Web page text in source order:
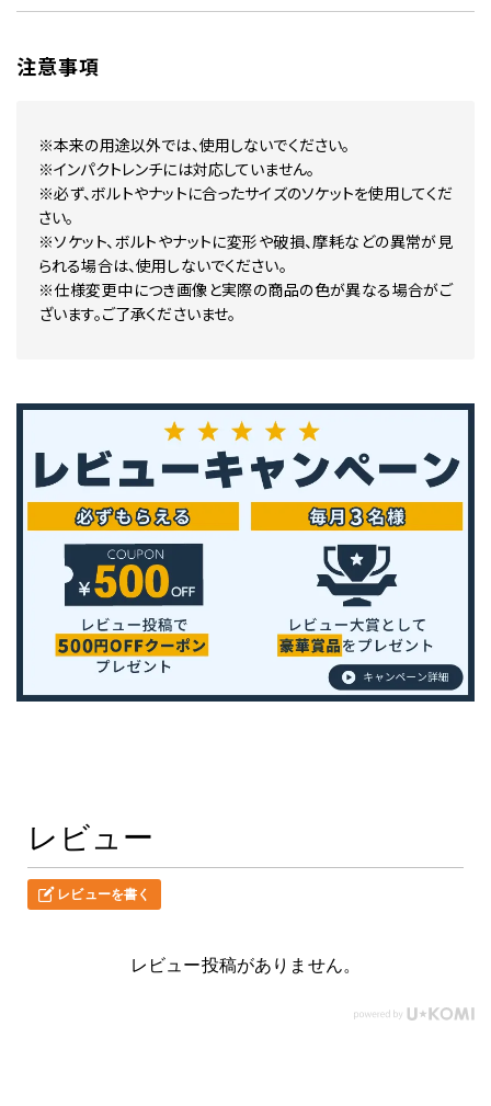
注意事項
※本来の用途以外では、使用しないでください。
※インパクトレンチには対応していません。
※必ず、ボルトやナットに合ったサイズのソケットを使用してくだ
さい。
※ソケット、ボルトやナットに変形や破損、摩耗などの異常が見
られる場合は、使用しないでください。
※仕様変更中につき画像と実際の商品の色が異なる場合がご
ざいます。ご了承くださいませ。
レビュー
レビューを書く
レビュー投稿がありません。